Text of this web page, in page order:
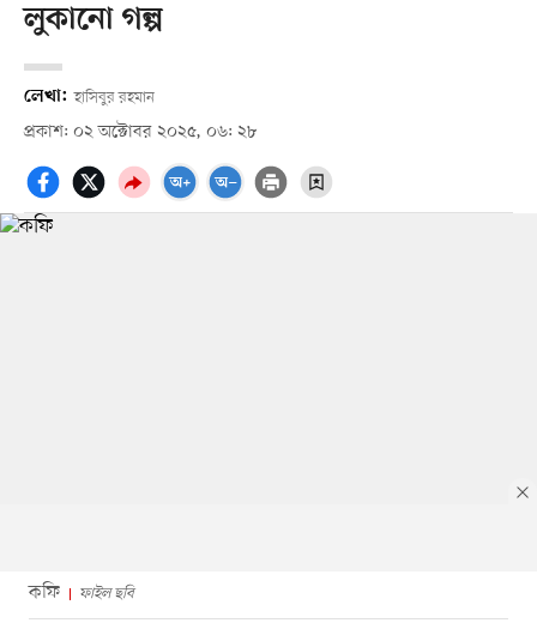
লুকানো গল্প
লেখা: হাসিবুর রহমান
প্রকাশ: ০২ অক্টোবর ২০২৫, ০৬: ২৮
কফি ফাইল ছবি